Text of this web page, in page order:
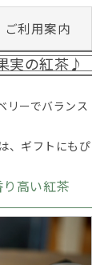
ご利用案内
実の紅茶♪
リーでバランス
、ギフトにもぴ
高い紅茶